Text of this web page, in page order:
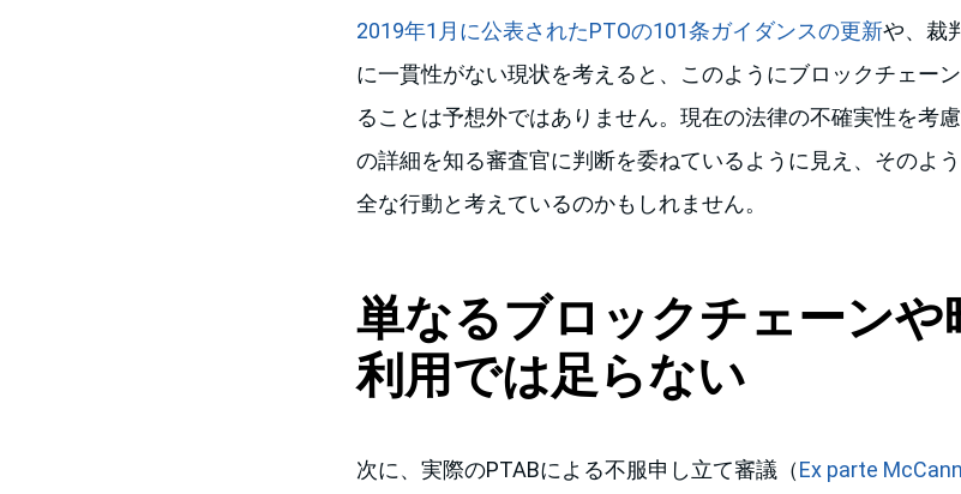
2019年1月に公表されたPTOの101条ガイダンスの更新や、裁
に一貫性がない現状を考えると、このようにブロックチェー
ることは予想外ではありません。現在の法律の不確実性を考
の詳細を知る審査官に判断を委ねているように見え、そのよ
全な行動と考えているのかもしれません。
単なるブロックチェーンや
利用では足らない
次に、実際のPTABによる不服申し立て審議（Ex parte